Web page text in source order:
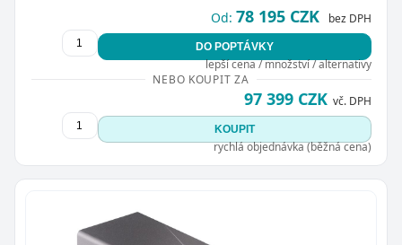
Od: 78 195 CZK bez DPH
DO POPTÁVKY
lepší cena / množství / alternativy
NEBO KOUPIT ZA
97 399 CZK vč. DPH
KOUPIT
rychlá objednávka (běžná cena)